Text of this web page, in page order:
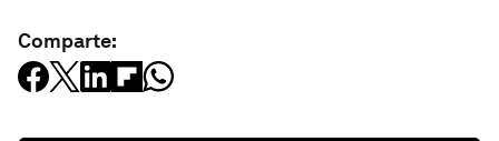
Comparte: